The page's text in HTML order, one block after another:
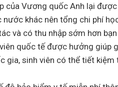
của Vương quốc Anh lại
khác nên tổng chi phí
và có thu nhập sớm hơn
quốc tế được hưởng giúp
gia, sinh viên có thể tiết kiệm